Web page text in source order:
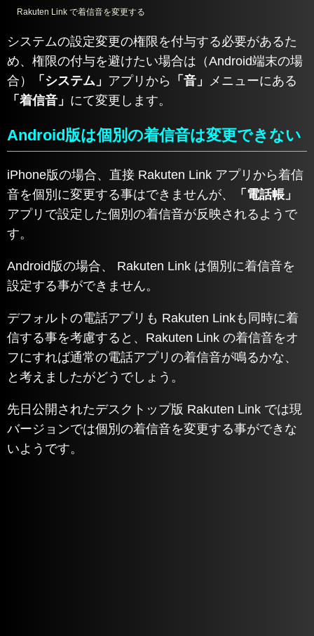
Rakuten Link で着信音を変更する
システムの設定変更の権限を付与する必要があるた
め、権限の付与を避けたい場合は（Android端末の場
合）
「システム」 アプリから 「音」 メニューにある
「着信音」 にて変更します。
Android版は個別の着信音は変更できない
iPhone版の場合、直接 Rakuten Link アプリから着信
音を個別に変更する事はできませんが、
「電話帳」
アプリで設定した個別の着信音が反映されるようで
す。
Android版の場合、 Rakuten Link は個別に着信音を
設定する事ができません。
デフォルトの電話アプリも Rakuten Linkも同時に着
信する事を考慮すると、Rakuten Link の着信音をオ
フにすれば通常の電話アプリの着信音が鳴るかな、
と考えましたがどうでしょう。
先日公開されたデスクトップ版 Rakuten Link では現
バージョンでは個別の着信音を変更する事ができな
いようです。